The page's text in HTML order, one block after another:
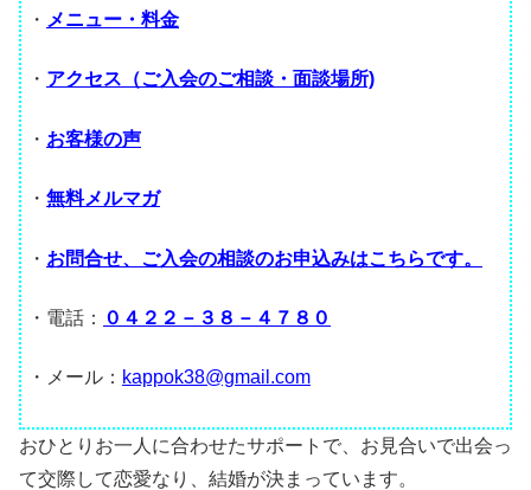
・ メニュー・料金
・ アクセス（ご入会のご相談・面談場所)
・ お客様の声
・ 無料メルマガ
・ お問合せ、ご入会の相談のお申込みはこちらです。
・電話： ０４２２－３８－４７８０
・メール： kappok38@gmail.com
おひとりお一人に合わせたサポートで、お見合いで出会っ
て交際して恋愛なり、結婚が決まっています。